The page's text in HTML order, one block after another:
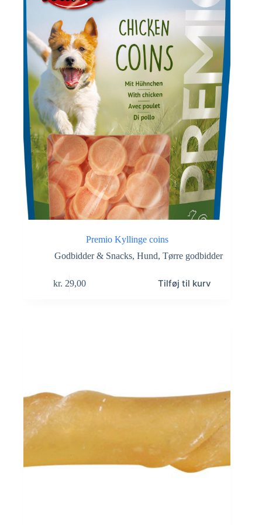
Premio Kyllinge coins
Godbidder & Snacks,Hund,Tørre godbidder
kr. 29,00 Tilføj til kurv